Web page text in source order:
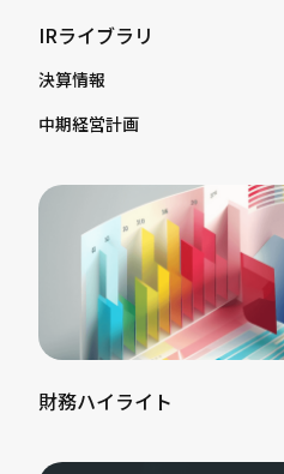
IRライブラリ
決算情報
中期経営計画
財務ハイライト